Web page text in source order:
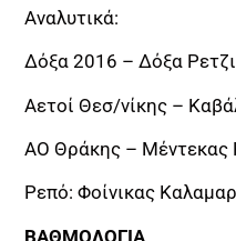
Αναλυτικά:
Δόξα 2016 – Δόξα
Αετοί Θεσ/νίκης –
ΑΟ Θράκης – Μέντεκας
Ρεπό: Φοίνικας
ΒΑΘΜΟΛΟΓΙΑ